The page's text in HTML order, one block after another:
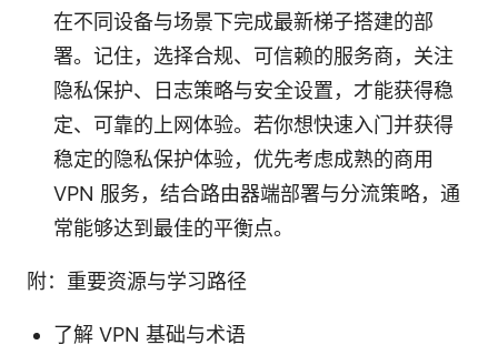
在不同设备与场景下完成最新梯子搭建的部
署。记住，选择合规、可信赖的服务商，关注
隐私保护、日志策略与安全设置，才能获得稳
定、可靠的上网体验。若你想快速入门并获得
稳定的隐私保护体验，优先考虑成熟的商用
VPN 服务，结合路由器端部署与分流策略，通
常能够达到最佳的平衡点。
附：重要资源与学习路径
了解 VPN 基础与术语